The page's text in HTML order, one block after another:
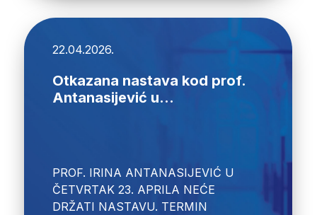
22.04.2026.
Otkazana nastava kod prof.
Antanasijević u...
PROF. IRINA ANTANASIJEVIĆ U
ČETVRTAK 23. APRILA NEĆE
DRŽATI NASTAVU. TERMIN